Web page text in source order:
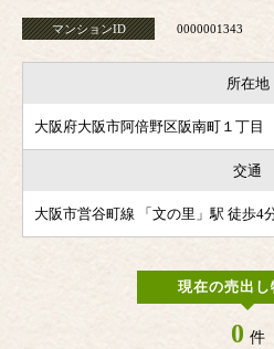
マンションID 0000001343
所在地
大阪府大阪市阿倍野区阪南町１丁目
交通
大阪市営谷町線 「文の里」駅 徒歩4
現在の売出し
0 件